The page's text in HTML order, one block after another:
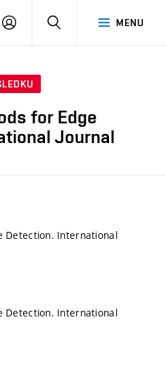
MENU
PŘIHLÁSIT
for Edge
Journal
Detection. International
Detection. International